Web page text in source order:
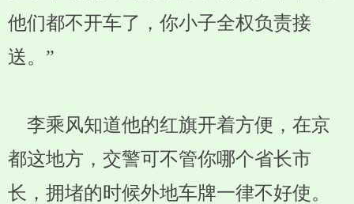
他们都不开车了，你小子全权负责接
送。”
李乘风知道他的红旗开着方便，在京
都这地方，交警可不管你哪个省长市
长，拥堵的时候外地车牌一律不好使。